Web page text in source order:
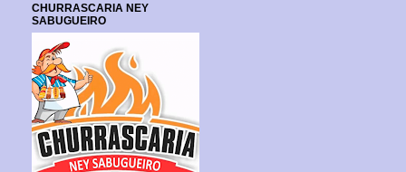
CHURRASCARIA NEY
SABUGUEIRO